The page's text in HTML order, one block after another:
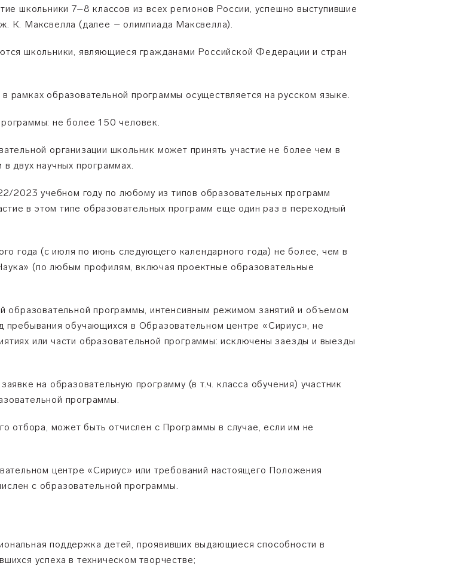
школьники 7–8 классов из всех регионов России, успешно выступившие
К. Максвелла (далее – олимпиада Максвелла).
школьники, являющиеся гражданами Российской Федерации и стран
рамках образовательной программы осуществляется на русском языке.
не более 150 человек.
организации школьник может принять участие не более чем в
двух научных программах.
2023 учебном году по любому из типов образовательных программ
в этом типе образовательных программ еще один раз в переходный
года (с июля по июнь следующего календарного года) не более, чем в
(по любым профилям, включая проектные образовательные
образовательной программы, интенсивным режимом занятий и объемом
пребывания обучающихся в Образовательном центре «Сириус», не
или части образовательной программы: исключены заезды и выезды
на образовательную программу (в т.ч. класса обучения) участник
программы.
отбора, может быть отчислен с Программы в случае, если им не
центре «Сириус» или требований настоящего Положения
с образовательной программы.
поддержка детей, проявивших выдающиеся способности в
успеха в техническом творчестве;